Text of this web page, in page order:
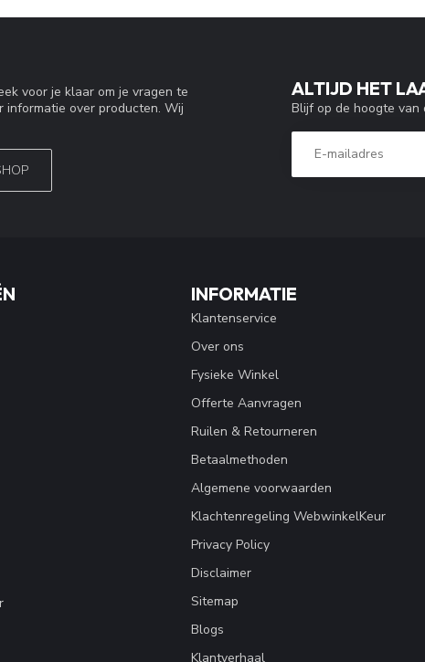
voor je klaar om je vragen te
informatie over producten. Wij
ALTIJD HET
Blijf op de hoogte
INFORMATIE
Klantenservice
Over ons
Fysieke Winkel
Offerte Aanvragen
Ruilen & Retourneren
Betaalmethoden
Algemene voorwaarden
Klachtenregeling WebwinkelKeur
Privacy Policy
Disclaimer
Sitemap
Blogs
Klantverhaal